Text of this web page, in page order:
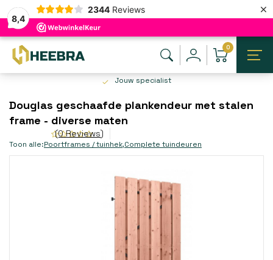
8,4
2344 Reviews ×
0
Jouw specialist
Douglas geschaafde plankendeur met stalen
frame - diverse maten
(0 Reviews)
Toon alle:Poortframes / tuinhek,Complete tuindeuren